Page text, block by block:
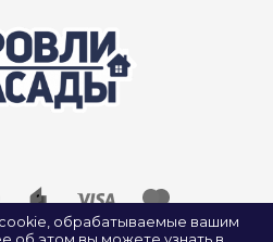
обрабатываемые вашим